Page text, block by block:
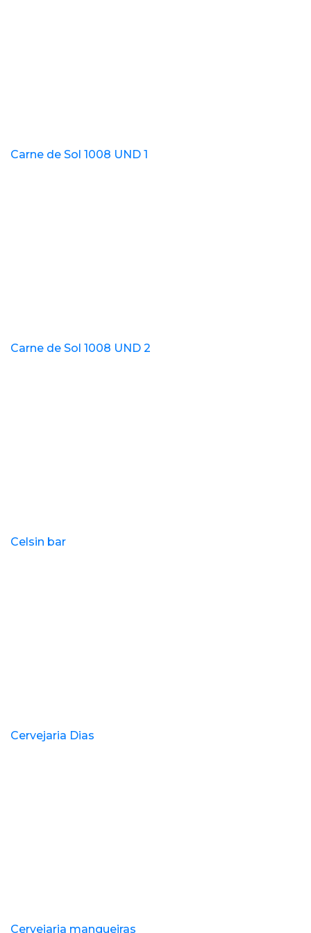
Carne de Sol 1008 UND 1
Carne de Sol 1008 UND 2
Celsin bar
Cervejaria Dias
Cervejaria mangueiras